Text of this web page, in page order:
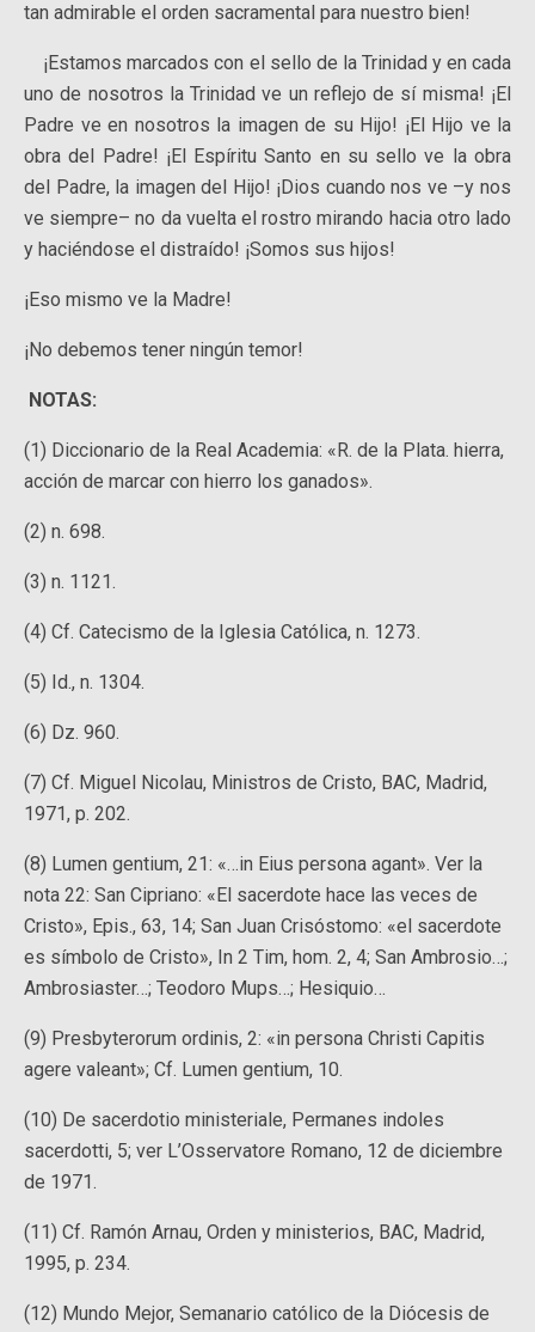
tan admirable el orden sacramental para nuestro bien!
¡Estamos marcados con el sello de la Trinidad y en cada
uno de nosotros la Trinidad ve un reflejo de sí misma! ¡El
Padre ve en nosotros la imagen de su Hijo! ¡El Hijo ve la
obra del Padre! ¡El Espíritu Santo en su sello ve la obra
del Padre, la imagen del Hijo! ¡Dios cuando nos ve –y nos
ve siempre– no da vuelta el rostro mirando hacia otro lado
y haciéndose el distraído! ¡Somos sus hijos!
¡Eso mismo ve la Madre!
¡No debemos tener ningún temor!
NOTAS:
(1) Diccionario de la Real Academia: «R. de la Plata. hierra,
acción de marcar con hierro los ganados».
(2) n. 698.
(3) n. 1121.
(4) Cf. Catecismo de la Iglesia Católica, n. 1273.
(5) Id., n. 1304.
(6) Dz. 960.
(7) Cf. Miguel Nicolau, Ministros de Cristo, BAC, Madrid,
1971, p. 202.
(8) Lumen gentium, 21: «…in Eius persona agant». Ver la
nota 22: San Cipriano: «El sacerdote hace las veces de
Cristo», Epis., 63, 14; San Juan Crisóstomo: «el sacerdote
es símbolo de Cristo», In 2 Tim, hom. 2, 4; San Ambrosio…;
Ambrosiaster…; Teodoro Mups…; Hesiquio…
(9) Presbyterorum ordinis, 2: «in persona Christi Capitis
agere valeant»; Cf. Lumen gentium, 10.
(10) De sacerdotio ministeriale, Permanes indoles
sacerdotti, 5; ver L’Osservatore Romano, 12 de diciembre
de 1971.
(11) Cf. Ramón Arnau, Orden y ministerios, BAC, Madrid,
1995, p. 234.
(12) Mundo Mejor, Semanario católico de la Diócesis de